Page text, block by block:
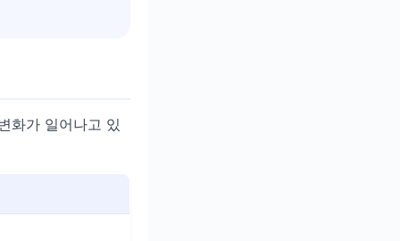
화가 일어나고 있